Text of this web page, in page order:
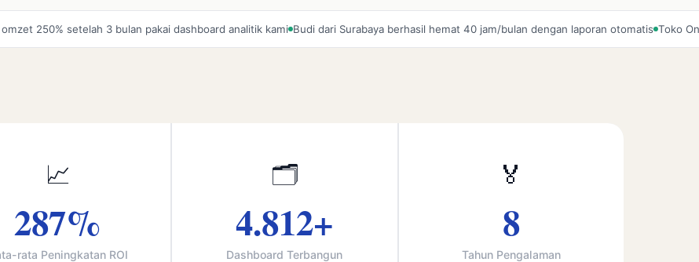
setelah 3 bulan pakai dashboard analitik kami Budi dari Surabaya berhasil hemat 40 jam/bulan dengan laporan otomatis Toko Online Siti
📈
287%
rata Peningkatan ROI
🗂️
4.812+
Dashboard Terbangun
🏅
8
Tahun Pengalaman